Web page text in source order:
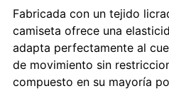
Fabricada con un tejido
camiseta ofrece una
adapta perfectamente al
de movimiento sin
compuesto en su mayoría